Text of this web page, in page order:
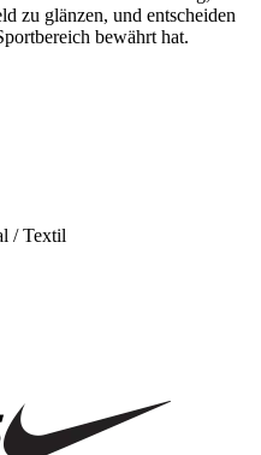
zu glänzen, und entscheiden
bewährt hat.
/ Textil